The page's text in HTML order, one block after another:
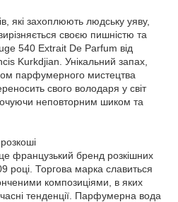
які захоплюють людську уяву,
своєю пишністю та
540 Extrait De Parfum від
Kurkdjian. Унікальний запах,
парфумерного мистецтва
свого володаря у світ
неповторним шиком та
французький бренд розкішних
році. Торгова марка славиться
композиціями, в яких
тенденції. Парфумерна вода